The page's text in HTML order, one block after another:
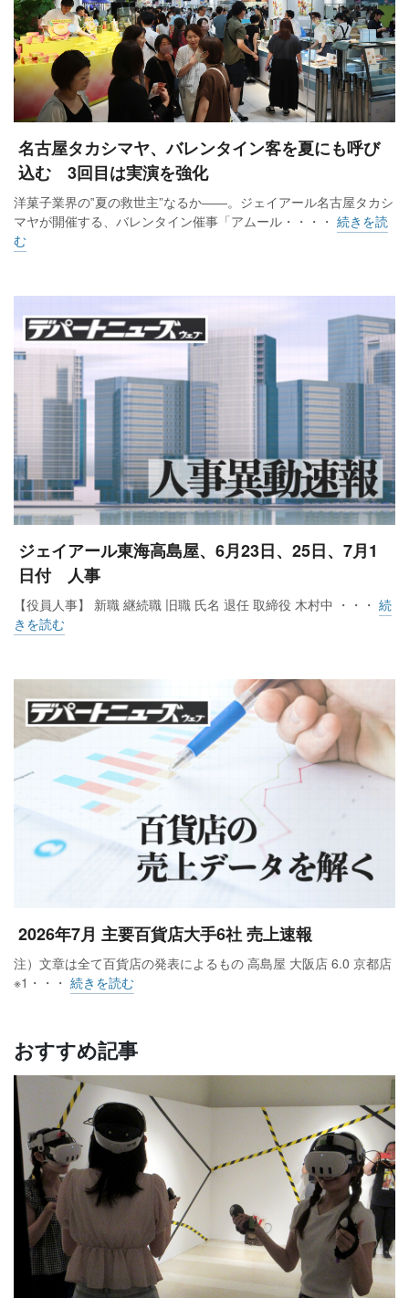
名古屋タカシマヤ、バレンタイン客を夏にも呼び
込む 3回目は実演を強化
洋菓子業界の‟夏の救世主”なるか――。ジェイアール名古屋タカシ
マヤが開催する、バレンタイン催事「アムール・・・・ 続きを読
む
ジェイアール東海高島屋、6月23日、25日、7月1
日付 人事
【役員人事】 新職 継続職 旧職 氏名 退任 取締役 木村中 ・・・ 続
きを読む
2026年7月 主要百貨店大手6社 売上速報
注）文章は全て百貨店の発表によるもの 高島屋 大阪店 6.0 京都店
※1・・・ 続きを読む
おすすめ記事